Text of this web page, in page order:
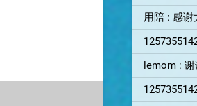
用陪 : 感谢
lemom :